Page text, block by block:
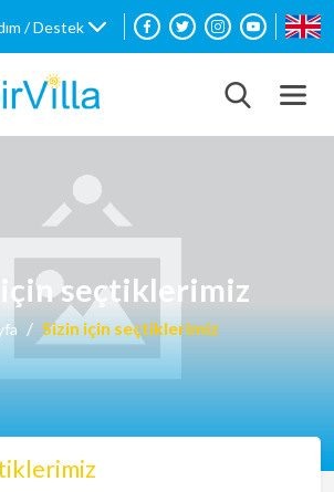
/ Destek
seçtiklerimiz
Sizin için seçtiklerimiz